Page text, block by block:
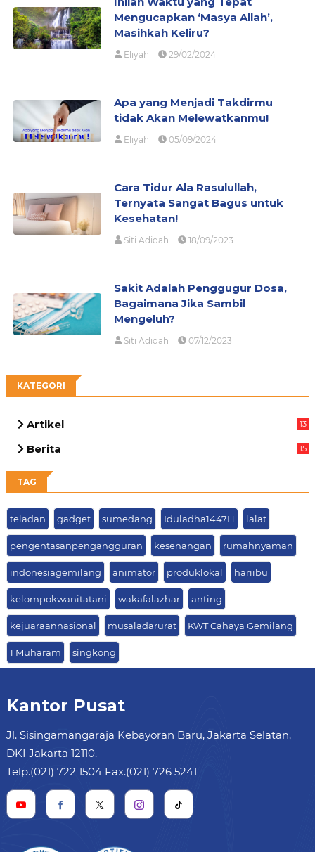
Mengucapkan ‘Masya Allah’,
Masihkah Keliru?
Eliyah 29/02/2024
Apa yang Menjadi Takdirmu
tidak Akan Melewatkanmu!
Eliyah 05/09/2024
Cara Tidur Ala Rasulullah,
Ternyata Sangat Bagus untuk
Kesehatan!
Siti Adidah 18/09/2023
Sakit Adalah Penggugur Dosa,
Bagaimana Jika Sambil
Mengeluh?
Siti Adidah 07/12/2023
KATEGORI
Artikel
13
Berita
15
TAG
teladan gadget sumedang Iduladha1447H lalat
pengentasanpengangguran kesenangan rumahnyaman
indonesiagemilang animator produklokal hariibu
kelompokwanitatani wakafalazhar anting
kejuaraannasional musaladarurat KWT Cahaya Gemilang
1 Muharam singkong
Kantor Pusat
Jl. Sisingamangaraja Kebayoran Baru, Jakarta Selatan,
DKI Jakarta 12110.
Telp.(021) 722 1504 Fax.(021) 726 5241